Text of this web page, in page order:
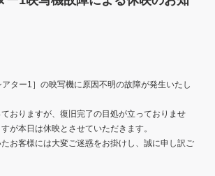
ター1］の映写機に原因不明の故障が発生いたし
おりますが、復旧完了の目処が立っておりませ
が本日は休映とさせていただきます。
お客様には大変ご迷惑をお掛けし、誠に申し訳ご